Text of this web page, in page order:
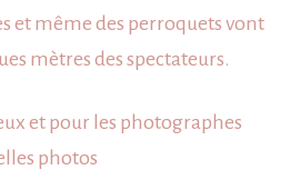
et même des perroquets vont
mètres des spectateurs.
et pour les photographes
photos